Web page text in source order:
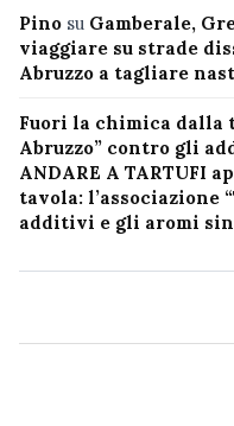
Pino su Gamberale,
viaggiare su strade
Abruzzo a tagliare
Fuori la chimica dalla
Abruzzo” contro gli
ANDARE A TARTUFI
tavola: l’associazione
additivi e gli aromi